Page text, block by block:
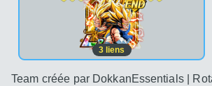
3 liens
Team créée par DokkanEssentials |